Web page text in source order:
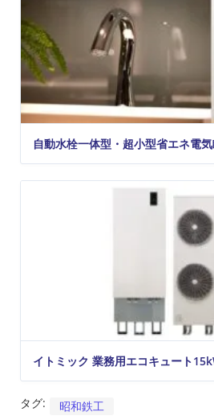
自動水栓一体型・超小型省エネ電
イトミック 業務用エコキュート
タグ: 昭和鉄工